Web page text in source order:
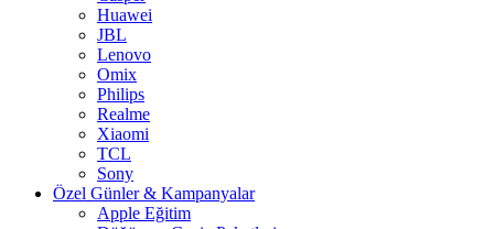
Huawei
JBL
Lenovo
Omix
Philips
Realme
Xiaomi
TCL
Sony
Özel Günler & Kampanyalar
Apple Eğitim